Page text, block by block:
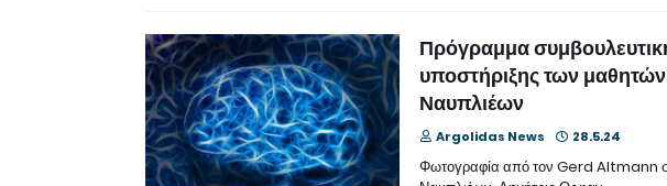
Πρόγραμμα
υποστήριξης των
Ναυπλιέων
Argolidas News 28.5.24
Φωτογραφία από τον Gerd Altmann